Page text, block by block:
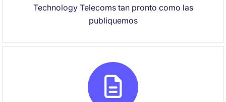
Technology Telecoms tan pronto como las
publiquemos